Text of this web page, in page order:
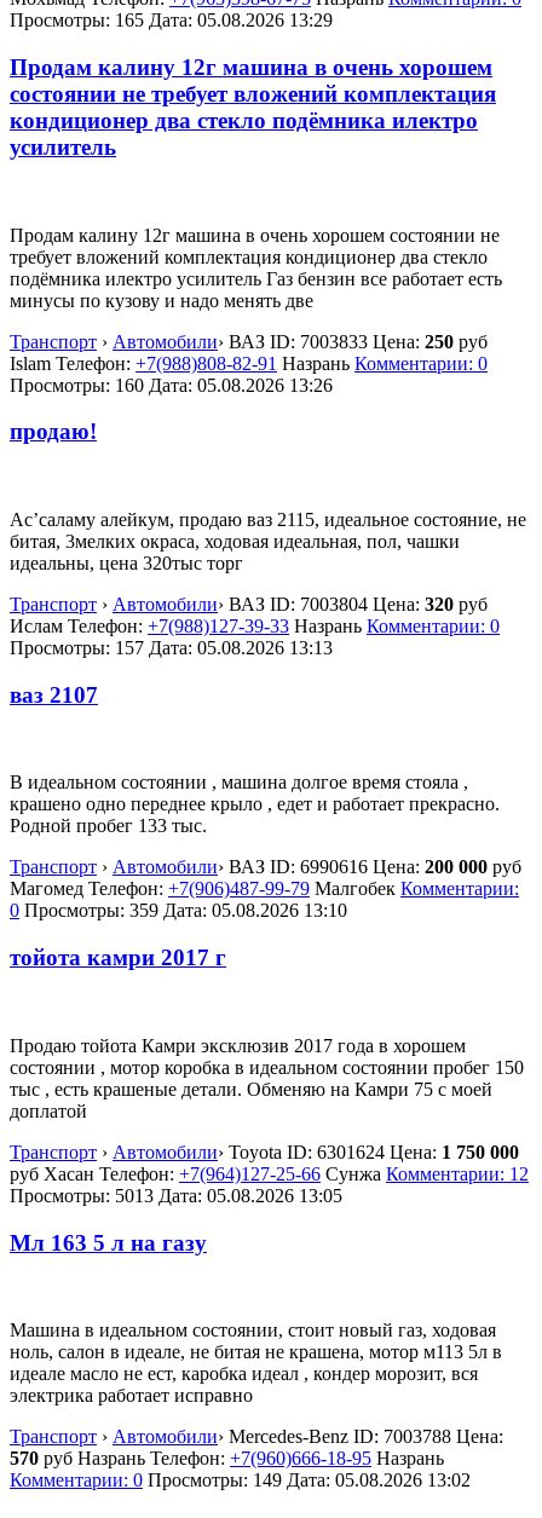
Просмотры: 165 Дата: 05.08.2026 13:29
Продам калину 12г машина в очень хорошем
состоянии не требует вложений комплектация
кондиционер два стекло подёмника илектро
усилитель
Продам калину 12г машина в очень хорошем состоянии не
требует вложений комплектация кондиционер два стекло
подёмника илектро усилитель Газ бензин все работает есть
минусы по кузову и надо менять две
Транспорт › Автомобили› ВАЗ ID: 7003833 Цена: 250 руб
Islam Телефон: +7(988)808-82-91 Назрань Комментарии: 0
Просмотры: 160 Дата: 05.08.2026 13:26
продаю!
Ас’саламу алейкум, продаю ваз 2115, идеальное состояние, не
битая, 3мелких окраса, ходовая идеальная, пол, чашки
идеальны, цена 320тыс торг
Транспорт › Автомобили› ВАЗ ID: 7003804 Цена: 320 руб
Ислам Телефон: +7(988)127-39-33 Назрань Комментарии: 0
Просмотры: 157 Дата: 05.08.2026 13:13
ваз 2107
В идеальном состоянии , машина долгое время стояла ,
крашено одно переднее крыло , едет и работает прекрасно.
Родной пробег 133 тыс.
Транспорт › Автомобили› ВАЗ ID: 6990616 Цена: 200 000 руб
Магомед Телефон: +7(906)487-99-79 Малгобек Комментарии:
0 Просмотры: 359 Дата: 05.08.2026 13:10
тойота камри 2017 г
Продаю тойота Камри эксклюзив 2017 года в хорошем
состоянии , мотор коробка в идеальном состоянии пробег 150
тыс , есть крашеные детали. Обменяю на Камри 75 с моей
доплатой
Транспорт › Автомобили› Toyota ID: 6301624 Цена: 1 750 000
руб Хасан Телефон: +7(964)127-25-66 Сунжа Комментарии: 12
Просмотры: 5013 Дата: 05.08.2026 13:05
Мл 163 5 л на газу
Машина в идеальном состоянии, стоит новый газ, ходовая
ноль, салон в идеале, не битая не крашена, мотор м113 5л в
идеале масло не ест, каробка идеал , кондер морозит, вся
электрика работает исправно
Транспорт › Автомобили› Mercedes-Benz ID: 7003788 Цена:
570 руб Назрань Телефон: +7(960)666-18-95 Назрань
Комментарии: 0 Просмотры: 149 Дата: 05.08.2026 13:02